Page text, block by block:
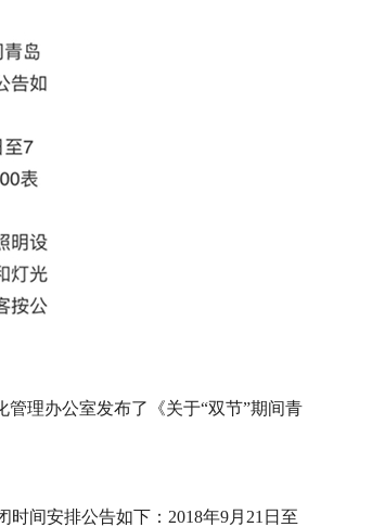
理办公室发布了《关于“双节”期间青
间安排公告如下：2018年9月21日至